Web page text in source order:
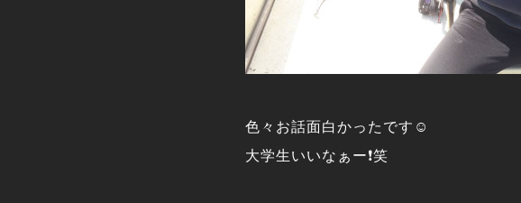
色々お話面白かったです☺️
大学生いいなぁー❗笑